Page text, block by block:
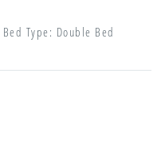
Bed Type: Double Bed